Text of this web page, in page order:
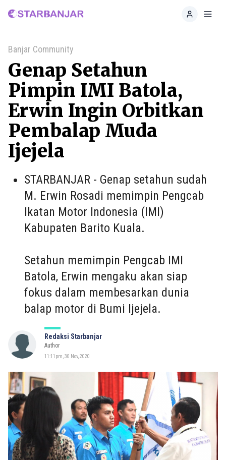
Home
Banjar Community
Genap Setahun
Pimpin IMI Batola,
Erwin Ingin Orbitkan
Pembalap Muda
Ijejela
STARBANJAR - Genap setahun sudah
M. Erwin Rosadi memimpin Pengcab
Ikatan Motor Indonesia (IMI)
Kabupaten Barito Kuala.
Setahun memimpin Pengcab IMI
Batola, Erwin mengaku akan siap
fokus dalam membesarkan dunia
balap motor di Bumi Ijejela.
Redaksi Starbanjar
Author
11:11pm, 30 Nov, 2020